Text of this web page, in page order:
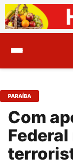
PARAÍBA
Com